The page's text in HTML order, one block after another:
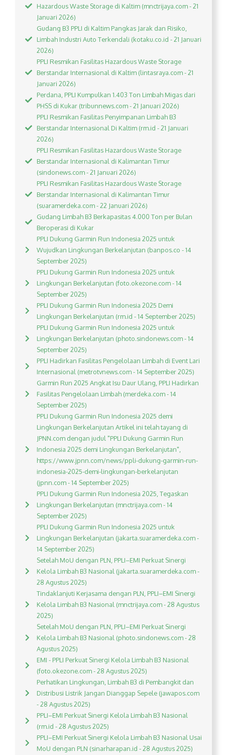
Hazardous Waste Storage di Kaltim (mnctrijaya.com - 21
Januari 2026)
Gudang B3 PPLI di Kaltim Pangkas Jarak dan Risiko,
Limbah Industri Auto Terkendali (kotaku.co.id - 21 Januari
2026)
PPLI Resmikan Fasilitas Hazardous Waste Storage
Berstandar Internasional di Kaltim (lintasraya.com - 21
Januari 2026)
Perdana, PPLI Kumpulkan 1.403 Ton Limbah Migas dari
PHSS di Kukar (tribunnews.com - 21 Januari 2026)
PPLI Resmikan Fasilitas Penyimpanan Limbah B3
Berstandar Internasional Di Kaltim (rm.id - 21 Januari
2026)
PPLI Resmikan Fasilitas Hazardous Waste Storage
Berstandar Internasional di Kalimantan Timur
(sindonews.com - 21 Januari 2026)
PPLI Resmikan Fasilitas Hazardous Waste Storage
Berstandar Internasional di Kalimantan Timur
(suaramerdeka.com - 22 Januari 2026)
Gudang Limbah B3 Berkapasitas 4.000 Ton per Bulan
Beroperasi di Kukar
PPLI Dukung Garmin Run Indonesia 2025 untuk
Wujudkan Lingkungan Berkelanjutan (banpos.co - 14
September 2025)
PPLI Dukung Garmin Run Indonesia 2025 untuk
Lingkungan Berkelanjutan (foto.okezone.com - 14
September 2025)
PPLI Dukung Garmin Run Indonesia 2025 Demi
Lingkungan Berkelanjutan (rm.id - 14 September 2025)
PPLI Dukung Garmin Run Indonesia 2025 untuk
Lingkungan Berkelanjutan (photo.sindonews.com - 14
September 2025)
PPLI Hadirkan Fasilitas Pengelolaan Limbah di Event Lari
Internasional (metrotvnews.com - 14 September 2025)
Garmin Run 2025 Angkat Isu Daur Ulang, PPLI Hadirkan
Fasilitas Pengelolaan Limbah (merdeka.com - 14
September 2025)
PPLI Dukung Garmin Run Indonesia 2025 demi
Lingkungan Berkelanjutan Artikel ini telah tayang di
JPNN.com dengan judul "PPLI Dukung Garmin Run
Indonesia 2025 demi Lingkungan Berkelanjutan",
https://www.jpnn.com/news/ppli-dukung-garmin-run-
indonesia-2025-demi-lingkungan-berkelanjutan
(jpnn.com - 14 September 2025)
PPLI Dukung Garmin Run Indonesia 2025, Tegaskan
Lingkungan Berkelanjutan (mnctrijaya.com - 14
September 2025)
PPLI Dukung Garmin Run Indonesia 2025 untuk
Lingkungan Berkelanjutan (jakarta.suaramerdeka.com -
14 September 2025)
Setelah MoU dengan PLN, PPLI–EMI Perkuat Sinergi
Kelola Limbah B3 Nasional (jakarta.suaramerdeka.com -
28 Agustus 2025)
Tindaklanjuti Kerjasama dengan PLN, PPLI–EMI Sinergi
Kelola Limbah B3 Nasional (mnctrijaya.com - 28 Agustus
2025)
Setelah MoU dengan PLN, PPLI–EMI Perkuat Sinergi
Kelola Limbah B3 Nasional (photo.sindonews.com - 28
Agustus 2025)
EMI - PPLI Perkuat Sinergi Kelola Limbah B3 Nasional
(foto.okezone.com - 28 Agustus 2025)
Perhatikan Lingkungan, Limbah B3 di Pembangkit dan
Distribusi Listrik Jangan Dianggap Sepele (jawapos.com
- 28 Agustus 2025)
PPLI–EMI Perkuat Sinergi Kelola Limbah B3 Nasional
(rm.id - 28 Agustus 2025)
PPLI–EMI Perkuat Sinergi Kelola Limbah B3 Nasional Usai
MoU dengan PLN (sinarharapan.id - 28 Agustus 2025)